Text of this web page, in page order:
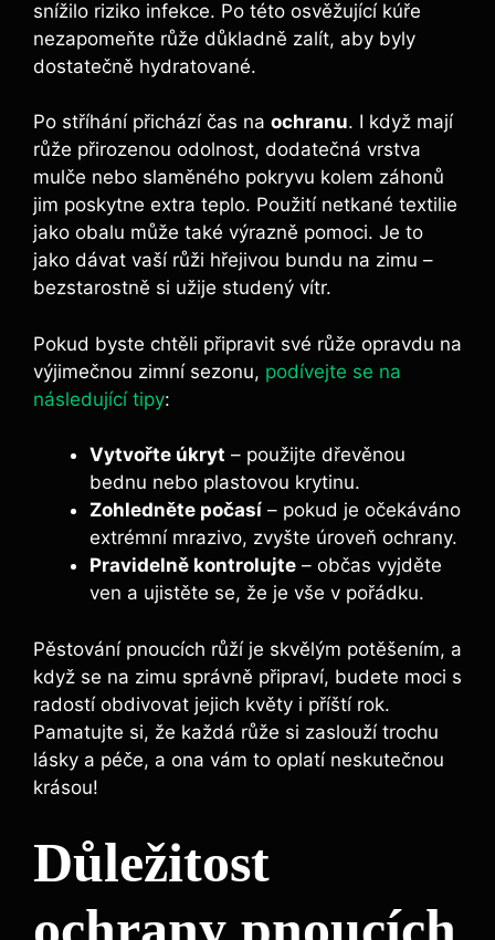
snížilo riziko infekce. Po této osvěžující kúře
nezapomeňte růže důkladně zalít, aby byly
dostatečně hydratované.
Po stříhání přichází čas na ochranu. I když mají
růže přirozenou odolnost, dodatečná vrstva
mulče nebo slaměného pokryvu kolem záhonů
jim poskytne extra teplo. Použití netkané textilie
jako obalu může také výrazně pomoci. Je to
jako dávat vaší růži hřejivou bundu na zimu –
bezstarostně si užije studený vítr.
Pokud byste chtěli připravit své růže opravdu na
výjimečnou zimní sezonu, podívejte se na
následující tipy:
Vytvořte úkryt – použijte dřevěnou
bednu nebo plastovou krytinu.
Zohledněte počasí – pokud je očekáváno
extrémní mrazivo, zvyšte úroveň ochrany.
Pravidelně kontrolujte – občas vyjděte
ven a ujistěte se, že je vše v pořádku.
Pěstování pnoucích růží je skvělým potěšením, a
když se na zimu správně připraví, budete moci s
radostí obdivovat jejich květy i příští rok.
Pamatujte si, že každá růže si zaslouží trochu
lásky a péče, a ona vám to oplatí neskutečnou
krásou!
Důležitost